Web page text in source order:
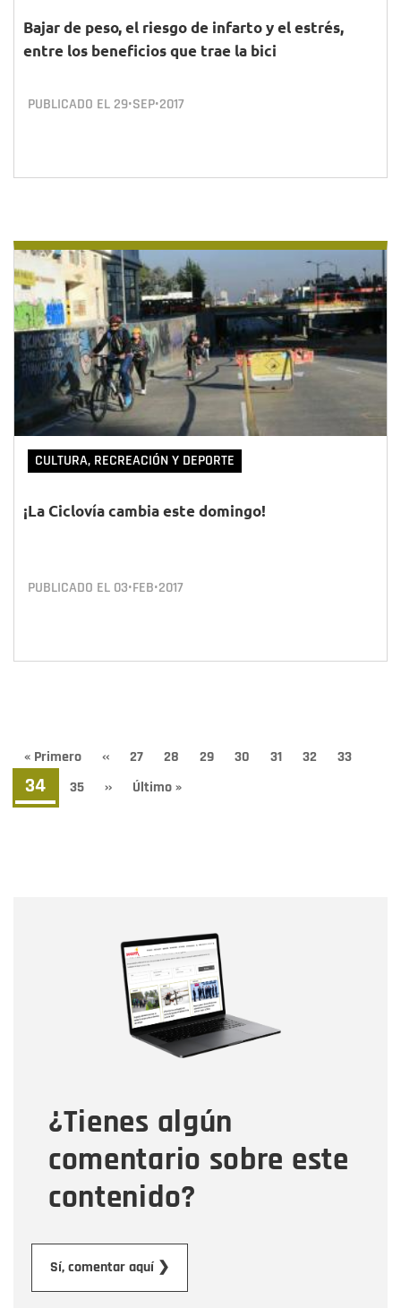
Bajar de peso, el riesgo de infarto y el estrés,
entre los beneficios que trae la bici
PUBLICADO EL 29•SEP•2017
CULTURA, RECREACIÓN Y DEPORTE
¡La Ciclovía cambia este domingo!
PUBLICADO EL 03•FEB•2017
Primera
página
« Primero
Página
anterior
‹‹ Page
27 Page
28 Page
29 Page
30 Page
31 Page
32 Page
33
Página
actual
34 Page
35
Siguiente
››
Última
Último »
¿Tienes algún
comentario sobre este
contenido?
Sí, comentar aquí ❯
Correo electrónico
Tipo de comentario
Mensaje